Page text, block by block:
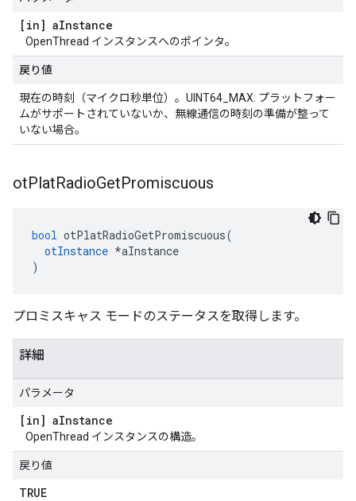
[in] aInstance
OpenThread インスタンスへのポインタ。
戻り値
現在の時刻（マイクロ秒単位）。UINT64_MAX: プラットフォー
ムがサポートされていないか、無線通信の時刻の準備が整って
いない場合。
otPlatRadioGetPromiscuous
bool otPlatRadioGetPromiscuous(
otInstance *aInstance
)
プロミスキャス モードのステータスを取得します。
詳細
パラメータ
[in] aInstance
OpenThread インスタンスの構造。
戻り値
TRUE